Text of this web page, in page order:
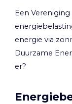
Een
energie via
Duurzame
er?